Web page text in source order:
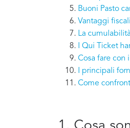
Buoni Pasto
Vantaggi
La
I Qui Ticket
Cosa fare con
I principali
Come